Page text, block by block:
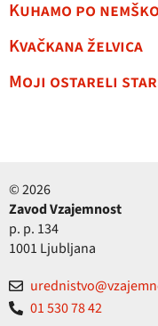
Kuhamo po nemško
Kvačkana želvica
Moji ostareli
© 2026
Zavod Vzajemnost
p. p. 134
1001 Ljubljana
01 530 78 42